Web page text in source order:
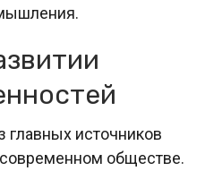
главных источников
современном обществе.